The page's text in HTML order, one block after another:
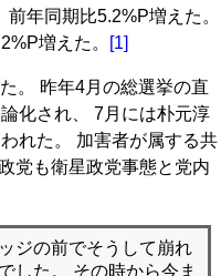
年同期比5.2%P増えた。
増えた。 [1]
。 昨年4月の総選挙の直
化され、 7月には朴元淳
れた。 加害者が属する共
党も衛星政党事態と党内
ジの前でそうして崩れ
した。 その時から今ま